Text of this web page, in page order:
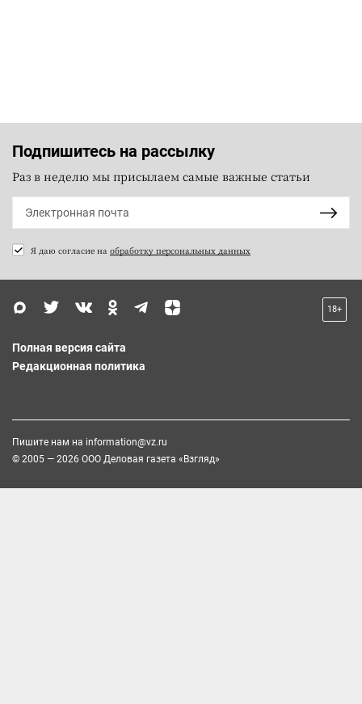
Подпишитесь на рассылку
Раз в неделю мы присылаем самые важные статьи
Я даю согласие на обработку персональных данных
18+
Полная версия сайта
Редакционная политика
Пишите нам на information@vz.ru
© 2005 — 2026 ООО Деловая газета «Взгляд»